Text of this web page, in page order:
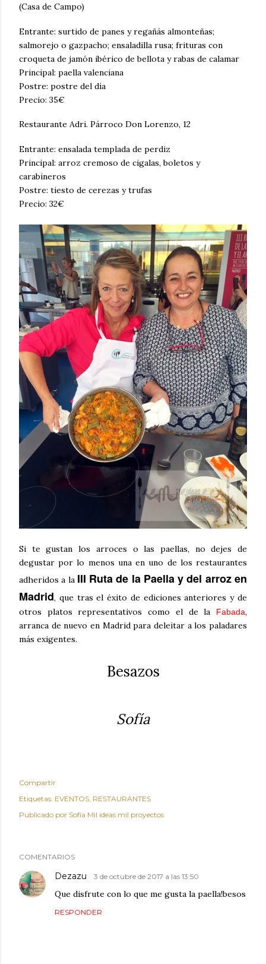
(Casa de Campo)
Entrante: surtido de panes y regañás almonteñas;
salmorejo o gazpacho; ensaladilla rusa; frituras con
croqueta de jamón ibérico de bellota y rabas de calamar
Principal: paella valenciana
Postre: postre del día
Precio: 35€
Restaurante Adri. Párroco Don Lorenzo, 12
Entrante: ensalada templada de perdiz
Principal: arroz cremoso de cigalas, boletos y
carabineros
Postre: tiesto de cerezas y trufas
Precio: 32€
Si te gustan los arroces o las paellas, no dejes de
degustar por lo menos una en uno de los restaurantes
adheridos a la III Ruta de la Paella y del arroz en
Madrid, que tras eléxito de ediciones anteriores y de
otros platos representativos como el de la
Fabada,
arranca de nuevo en Madrid para deleitar a los paladares
más exigentes.
Besazos
Sofía
Compartir
Etiquetas: EVENTOS RESTAURANTES
Publicado por Sofía Mil ideas mil proyectos
COMENTARIOS
Dezazu 3 de octubre de 2017 a las 13:50
Que disfrute con lo que me gusta la paella!besos
RESPONDER